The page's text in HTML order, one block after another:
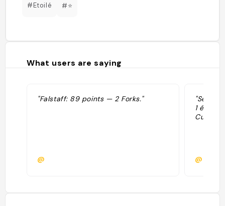
#Etoilé #⭐️
What users are saying
"Falstaff: 89 points — 2 Forks."
@
1 étoile
Cuisine."
@